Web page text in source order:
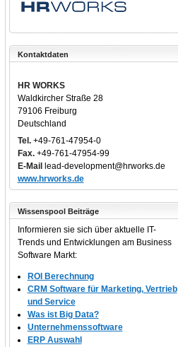
Kontaktdaten
HR WORKS
Waldkircher Straße 28
79106 Freiburg
Deutschland
Tel.+49-761-47954-0
Fax.+49-761-47954-99
E-Mail
lead-development@hrworks.de
www.hrworks.de
Wissenspool Beiträge
Informieren sie sich über aktuelle IT-
Trends und Entwicklungen am Business
Software Markt:
ROI Berechnung
CRM Software für Marketing, Vertrieb
und Service
Was ist Big Data?
Unternehmenssoftware
ERP Auswahl